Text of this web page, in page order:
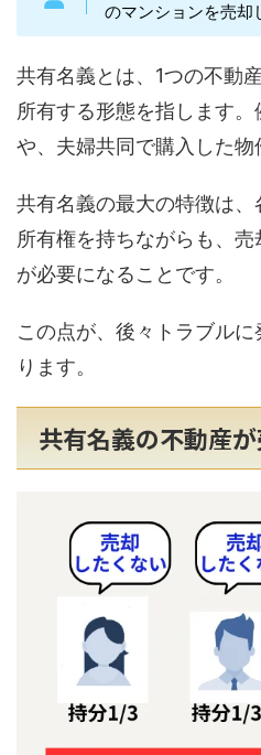
のマンションを売却
共有名義とは、1つの不動
所有する形態を指します
や、夫婦共同で購入した物
共有名義の最大の特徴は
所有権を持ちながらも、
が必要になることです。
この点が、後々トラブル
ります。
共有名義の不動産